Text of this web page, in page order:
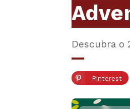
Descubra o
Pinterest